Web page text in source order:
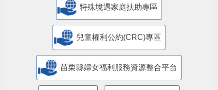
特殊境遇家庭扶助專區
兒童權利公約(CRC)專區
苗栗縣婦女福利服務資源整合平台